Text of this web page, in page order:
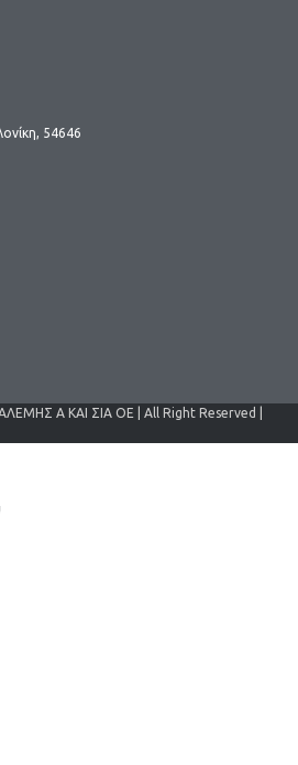
54646
Α ΚΑΙ ΣΙΑ ΟΕ | All Right Reserved |